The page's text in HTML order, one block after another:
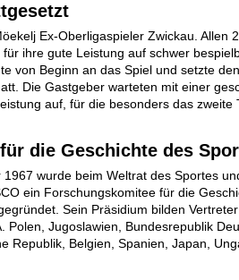
Ex-Oberligaspieler Zwickau. Allen
ihre gute Leistung auf schwer
von Beginn an das Spiel und setzte
Die Gastgeber warteten mit einer
auf, für die besonders das zweite
die Geschichte des
1967 wurde beim Weltrat des Sportes
ein Forschungskomitee für die
Sein Präsidium bilden
Polen, Jugoslawien, Bundesrepublik
Republik, Belgien, Spanien, Japan,